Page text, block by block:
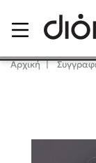
Αρχική